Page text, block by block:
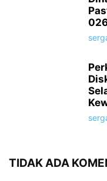
TIDAK ADA